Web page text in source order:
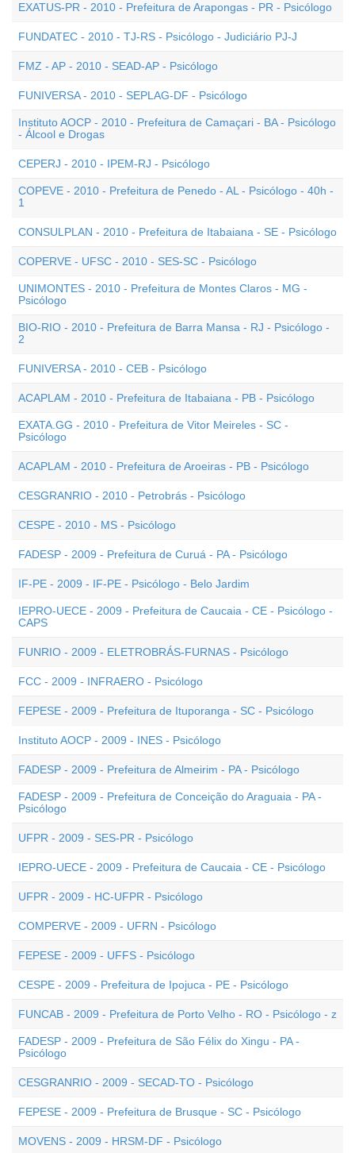
EXATUS-PR - 2010 - Prefeitura de Arapongas - PR - Psicólogo
FUNDATEC - 2010 - TJ-RS - Psicólogo - Judiciário PJ-J
FMZ - AP - 2010 - SEAD-AP - Psicólogo
FUNIVERSA - 2010 - SEPLAG-DF - Psicólogo
Instituto AOCP - 2010 - Prefeitura de Camaçari - BA - Psicólogo
- Álcool e Drogas
CEPERJ - 2010 - IPEM-RJ - Psicólogo
COPEVE - 2010 - Prefeitura de Penedo - AL - Psicólogo - 40h -
1
CONSULPLAN - 2010 - Prefeitura de Itabaiana - SE - Psicólogo
COPERVE - UFSC - 2010 - SES-SC - Psicólogo
UNIMONTES - 2010 - Prefeitura de Montes Claros - MG -
Psicólogo
BIO-RIO - 2010 - Prefeitura de Barra Mansa - RJ - Psicólogo -
2
FUNIVERSA - 2010 - CEB - Psicólogo
ACAPLAM - 2010 - Prefeitura de Itabaiana - PB - Psicólogo
EXATA.GG - 2010 - Prefeitura de Vitor Meireles - SC -
Psicólogo
ACAPLAM - 2010 - Prefeitura de Aroeiras - PB - Psicólogo
CESGRANRIO - 2010 - Petrobrás - Psicólogo
CESPE - 2010 - MS - Psicólogo
FADESP - 2009 - Prefeitura de Curuá - PA - Psicólogo
IF-PE - 2009 - IF-PE - Psicólogo - Belo Jardim
IEPRO-UECE - 2009 - Prefeitura de Caucaia - CE - Psicólogo -
CAPS
FUNRIO - 2009 - ELETROBRÁS-FURNAS - Psicólogo
FCC - 2009 - INFRAERO - Psicólogo
FEPESE - 2009 - Prefeitura de Ituporanga - SC - Psicólogo
Instituto AOCP - 2009 - INES - Psicólogo
FADESP - 2009 - Prefeitura de Almeirim - PA - Psicólogo
FADESP - 2009 - Prefeitura de Conceição do Araguaia - PA -
Psicólogo
UFPR - 2009 - SES-PR - Psicólogo
IEPRO-UECE - 2009 - Prefeitura de Caucaia - CE - Psicólogo
UFPR - 2009 - HC-UFPR - Psicólogo
COMPERVE - 2009 - UFRN - Psicólogo
FEPESE - 2009 - UFFS - Psicólogo
CESPE - 2009 - Prefeitura de Ipojuca - PE - Psicólogo
FUNCAB - 2009 - Prefeitura de Porto Velho - RO - Psicólogo - z
FADESP - 2009 - Prefeitura de São Félix do Xingu - PA -
Psicólogo
CESGRANRIO - 2009 - SECAD-TO - Psicólogo
FEPESE - 2009 - Prefeitura de Brusque - SC - Psicólogo
MOVENS - 2009 - HRSM-DF - Psicólogo